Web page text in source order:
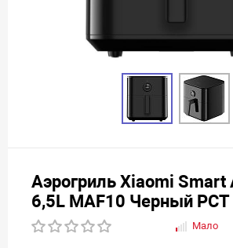
Аэрогриль Xiaomi Smart
6,5L MAF10 Черный РСТ
Мало